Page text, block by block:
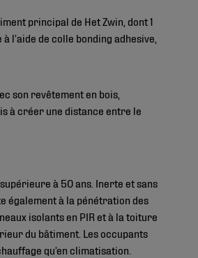
principal de Het Zwin, dont 1
l’aide de colle bonding adhesive,
son revêtement en bois,
à créer une distance entre le
à 50 ans. Inerte et sans
également à la pénétration des
isolants en PIR et à la toiture
du bâtiment. Les occupants
qu’en climatisation.